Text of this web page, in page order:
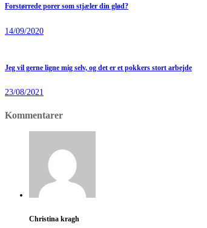
Forstørrede porer som stjæler din glød?
14/09/2020
Jeg vil gerne ligne mig selv, og det er et pokkers stort arbejde
23/08/2021
Kommentarer
Christina kragh